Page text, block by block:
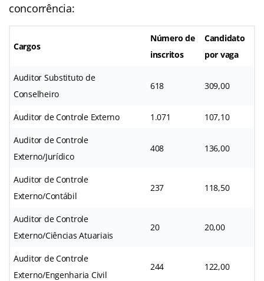
concorrência:
Cargos
Número de
inscritos
Candidato
por vaga
Auditor Substituto de
Conselheiro
618 309,00
Auditor de Controle Externo 1.071 107,10
Auditor de Controle
Externo/Jurídico
408 136,00
Auditor de Controle
Externo/Contábil
237 118,50
Auditor de Controle
Externo/Ciências Atuariais
20 20,00
Auditor de Controle
Externo/Engenharia Civil
244 122,00